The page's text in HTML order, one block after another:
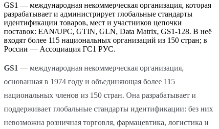
GS1 — международная некоммерческая организация, которая
разрабатывает и администрирует глобальные стандарты
идентификации товаров, мест и участников цепочки
поставок: EAN/UPC, GTIN, GLN, Data Matrix, GS1-128. В неё
входят более 115 национальных организаций из 150 стран; в
России — Ассоциация ГС1 РУС.
GS1 — международная некоммерческая организация,
основанная в 1974 году и объединяющая более 115
национальных членов из 150 стран. Она разрабатывает и
поддерживает глобальные стандарты идентификации: без них
невозможна розничная торговля, фармацевтика, логистика и